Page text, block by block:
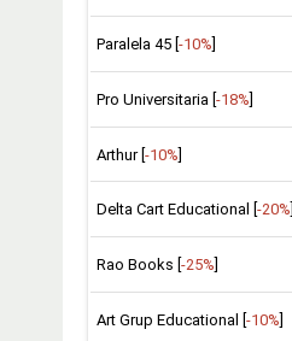
Paralela 45 [ -10%
Pro Universitaria [-18%]
Arthur [-10%]
Delta Cart Educational [ -20%
Rao Books [ -25%
Art Grup Educational [ -10%